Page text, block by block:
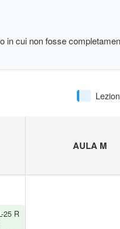
in cui non fosse
AULA M
25 R